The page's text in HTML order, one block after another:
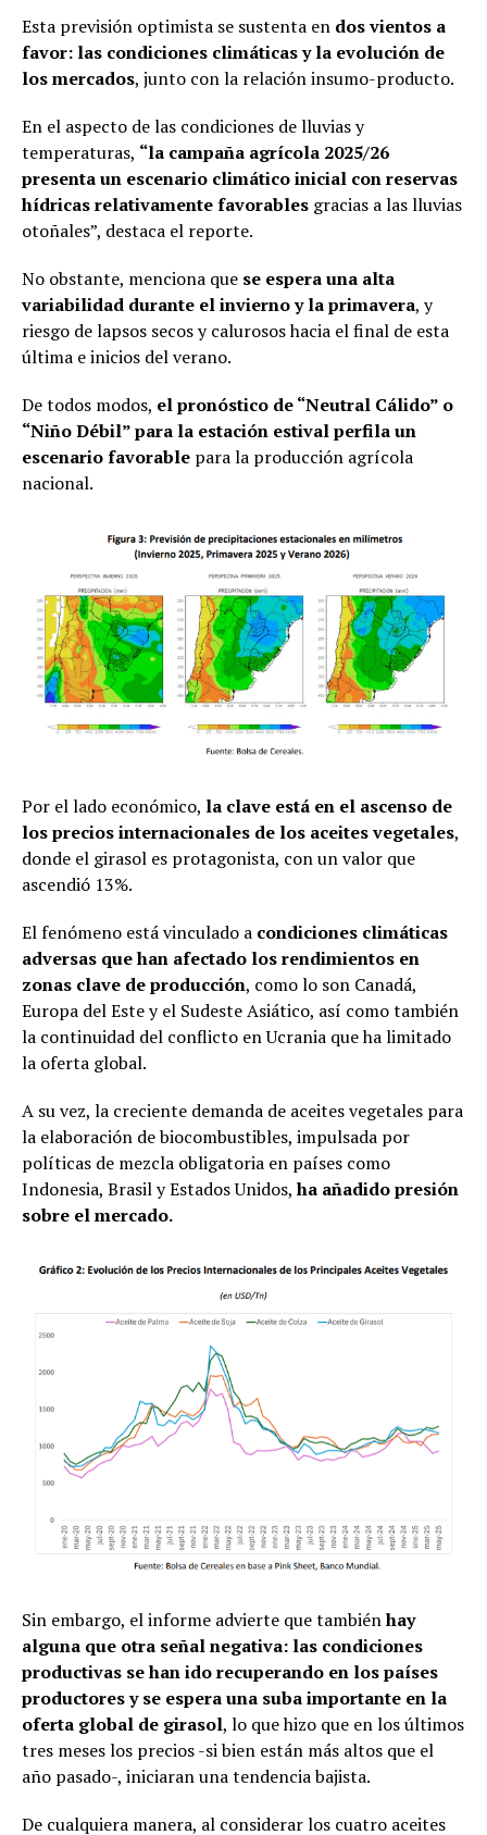
Esta previsión optimista se sustenta en dos vientos a
favor: las condiciones climáticas y la evolución de
los mercados, junto con la relación insumo-producto.
En el aspecto de las condiciones de lluvias y
temperaturas, “la campaña agrícola 2025/26
presenta un escenario climático inicial con reservas
hídricas relativamente favorables gracias a las lluvias
otoñales”, destaca el reporte.
No obstante, menciona que se espera una alta
variabilidad durante el invierno y la primavera, y
riesgo de lapsos secos y calurosos hacia el final de esta
última e inicios del verano.
De todos modos, el pronóstico de “Neutral Cálido” o
“Niño Débil” para la estación estival perfila un
escenario favorable para la producción agrícola
nacional.
Por el lado económico, la clave está en el ascenso de
los precios internacionales de los aceites vegetales,
donde el girasol es protagonista, con un valor que
ascendió 13%.
El fenómeno está vinculado a condiciones climáticas
adversas que han afectado los rendimientos en
zonas clave de producción, como lo son Canadá,
Europa del Este y el Sudeste Asiático, así como también
la continuidad del conflicto en Ucrania que ha limitado
la oferta global.
A su vez, la creciente demanda de aceites vegetales para
la elaboración de biocombustibles, impulsada por
políticas de mezcla obligatoria en países como
Indonesia, Brasil y Estados Unidos,ha añadido presión
sobre el mercado.
Sin embargo, el informe advierte que tambiénhay
alguna que otra señal negativa: las condiciones
productivas se han ido recuperando en los países
productores y se espera una suba importante en la
oferta global de girasol, lo que hizo que en los últimos
tres meses los precios -si bien están más altos que el
año pasado-, iniciaran una tendencia bajista.
De cualquiera manera, al considerar los cuatro aceites